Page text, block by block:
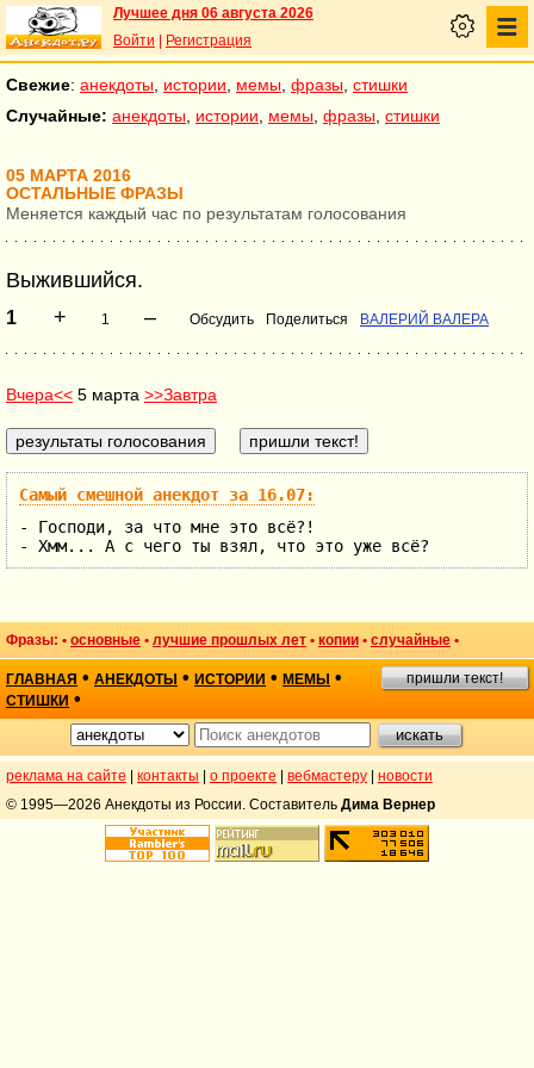
Лучшее дня 06 августа 2026
Войти
Регистрация
Свежие: анекдоты истории мемы фразы стишки
Случайные: анекдоты истории мемы фразы стишки
05 МАРТА 2016
ОСТАЛЬНЫЕ ФРАЗЫ
Меняется каждый час по результатам голосования
Выжившийся.
1 + 1 – Обсудить Поделиться ВАЛЕРИЙ ВАЛЕРА
Вчера<< 5 марта >>Завтра
Самый смешной анекдот за 16.07:
- Господи, за что мне это всё?!
- Хмм... А с чего ты взял, что это уже всё?
Фразы: • основные • лучшие прошлых лет • копии • случайные •
ГЛАВНАЯ • АНЕКДОТЫ • ИСТОРИИ • МЕМЫ •
СТИШКИ •
пришли текст!
реклама на сайте контакты о проекте вебмастеру
новости
© 1995—2026 Анекдоты из России. Составитель Дима Вернер